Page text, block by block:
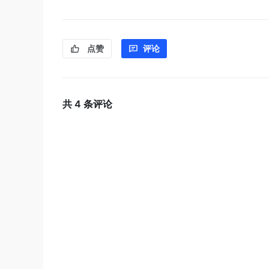
点赞 评论
共 4 条评论